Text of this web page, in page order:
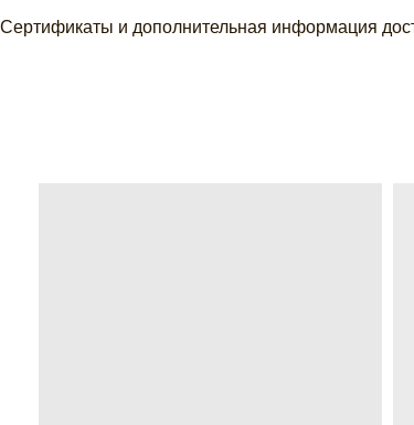
Сертификаты и дополнительная информация